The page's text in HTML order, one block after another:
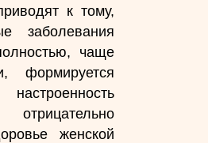
к тому,
заболевания
чаще
формируется
женской